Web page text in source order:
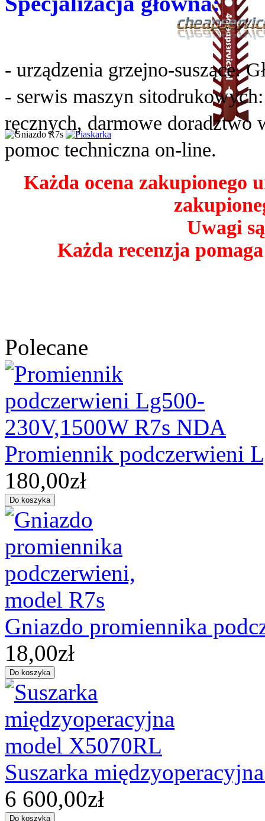
- urządzenia grzejno-suszące.
- serwis maszyn
ręcznych, darmowe doradztwo
pomoc techniczna on-line.
Każda ocena zakupionego
Uwagi
Każda recenzja
Polecane
Promiennik podczerwieni
180,00zł
Gniazdo promiennika
18,00zł
Suszarka
6 600,00zł